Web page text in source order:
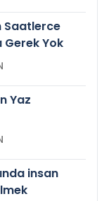
Saatlerce
Gerek Yok
Yaz
insan